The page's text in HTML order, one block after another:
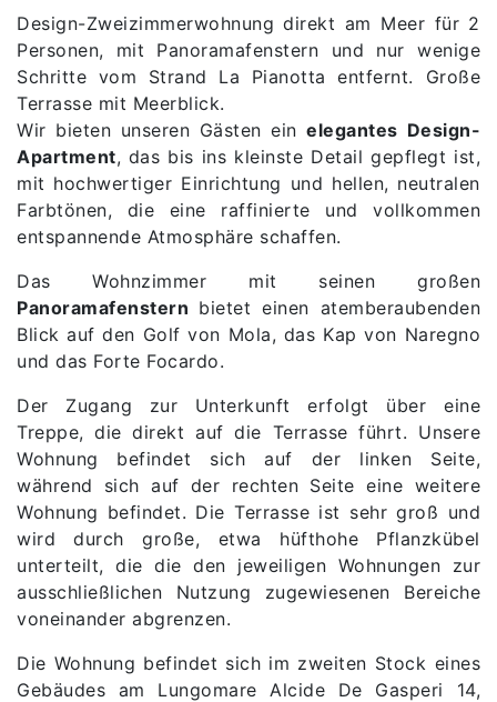
Design-Zweizimmerwohnung direkt am Meer für 2
Personen, mit Panoramafenstern und nur wenige
Schritte vom Strand La Pianotta entfernt. Große
Terrasse mit Meerblick.
Wir bieten unseren Gästen einelegantes Design-
Apartment, das bis ins kleinste Detail gepflegt ist,
mit hochwertiger Einrichtung und hellen, neutralen
Farbtönen, die eine raffinierte und vollkommen
entspannende Atmosphäre schaffen.
Das Wohnzimmer mit seinen großen
Panoramafenstern bietet einen atemberaubenden
Blick auf den Golf von Mola, das Kap von Naregno
und das Forte Focardo.
Der Zugang zur Unterkunft erfolgt über eine
Treppe, die direkt auf die Terrasse führt. Unsere
Wohnung befindet sich auf der linken Seite,
während sich auf der rechten Seite eine weitere
Wohnung befindet. Die Terrasse ist sehr groß und
wird durch große, etwa hüfthohe Pflanzkübel
unterteilt, die die den jeweiligen Wohnungen zur
ausschließlichen Nutzung zugewiesenen Bereiche
voneinander abgrenzen.
Die Wohnung befindet sich im zweiten Stock eines
Gebäudes am Lungomare Alcide De Gasperi 14,